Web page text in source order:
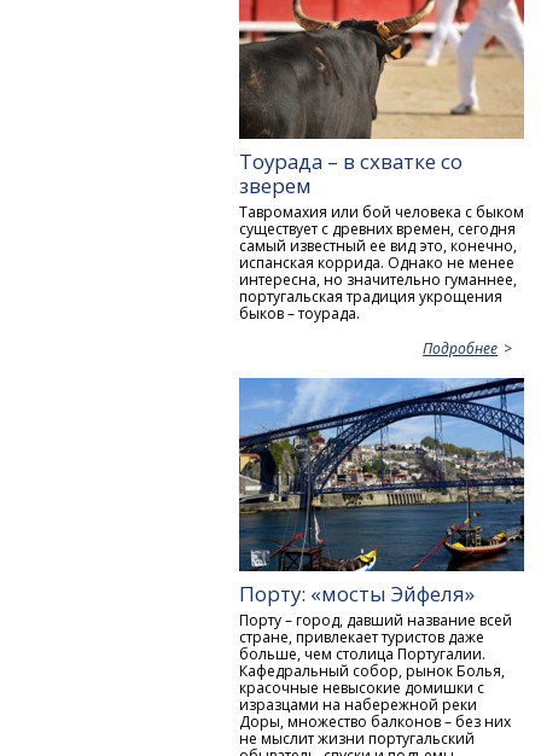
Тоурада – в схватке со
зверем
Тавромахия или бой человека с быком
существует с древних времен, сегодня
самый известный ее вид это, конечно,
испанская коррида. Однако не менее
интересна, но значительно гуманнее,
португальская традиция укрощения
быков – тоурада.
Подробнее
Порту: «мосты Эйфеля»
Порту – город, давший название всей
стране, привлекает туристов даже
больше, чем столица Португалии.
Кафедральный собор, рынок Болья,
красочные невысокие домишки с
изразцами на набережной реки
Доры, множество балконов – без них
не мыслит жизни португальский